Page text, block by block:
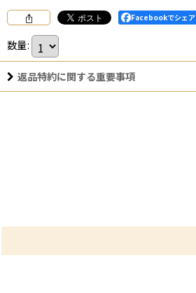
Facebookでシェア
数量:
返品特約に関する重要事項